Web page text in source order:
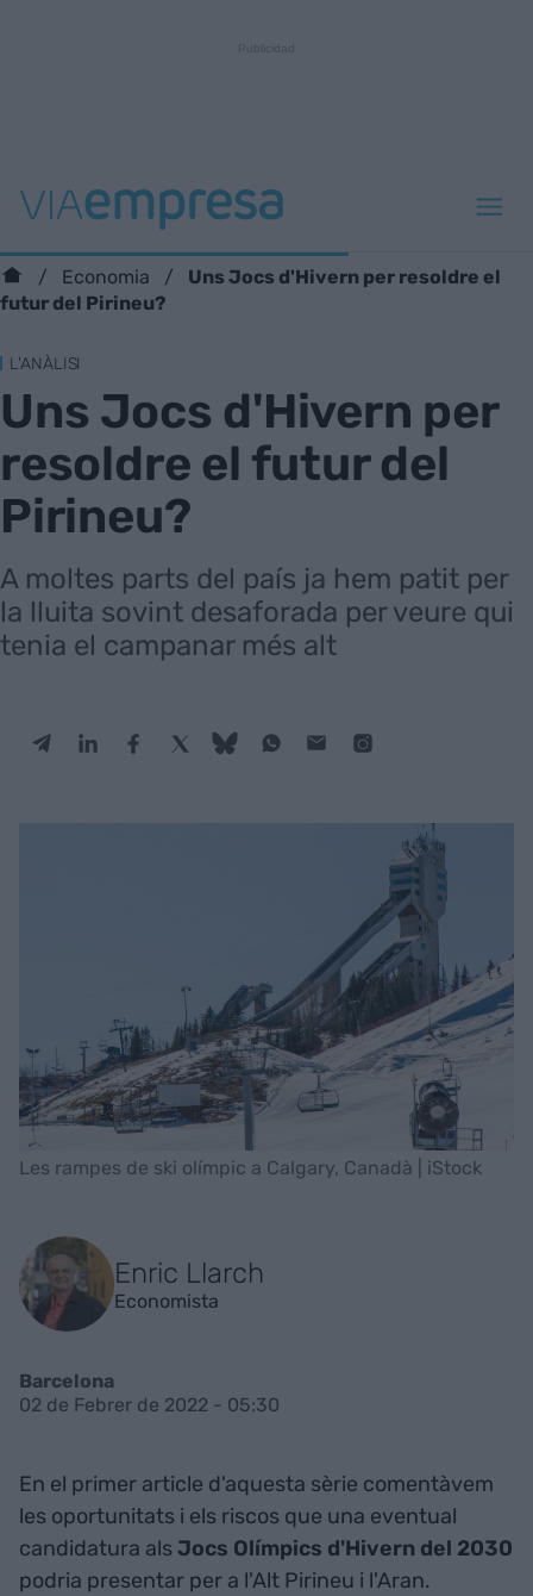
Economia
Uns Jocs d'Hivern per resoldre el
futur del Pirineu?
L'ANÀLISI
Uns Jocs d'Hivern per
resoldre el futur del
Pirineu?
A moltes parts del país ja hem patit per
la lluita sovint desaforada per veure qui
tenia el campanar més alt
Les rampes de ski olímpic a Calgary, Canadà | iStock
Enric Llarch
Economista
Barcelona
02 de Febrer de 2022 - 05:30
En el primer article d'aquesta sèrie comentàvem
les oportunitats i els riscos que una eventual
candidatura alsJocs Olímpics d'Hivern del 2030
podria presentar per a l'Alt Pirineu i l'Aran.